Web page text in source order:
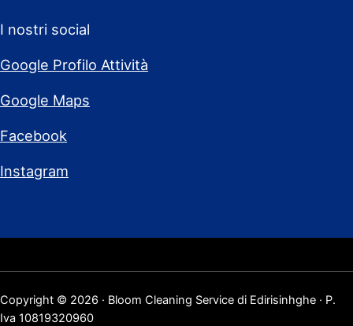
I nostri social
Google Profilo Attività
Google Maps
Facebook
Instagram
Copyright © 2026 · Bloom Cleaning Service di Edirisinhghe · P.
Iva 10819320960